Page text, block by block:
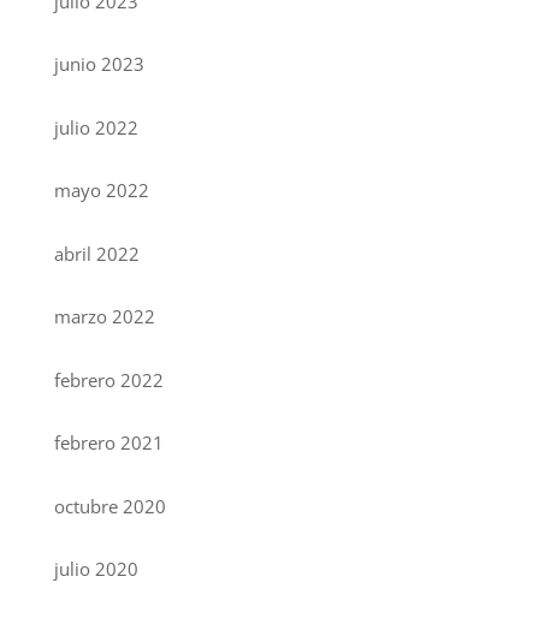
junio 2023
julio 2022
mayo 2022
abril 2022
marzo 2022
febrero 2022
febrero 2021
octubre 2020
julio 2020